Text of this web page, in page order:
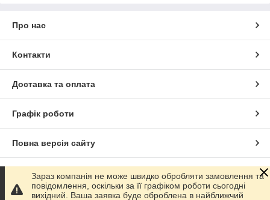
Про нас
Контакти
Доставка та оплата
Графік роботи
Повна версія сайту
Сайт створено на маркетплейсі Prom.ua
Зараз компанія не може швидко обробляти замовлення та
повідомлення, оскільки за її графіком роботи сьогодні
вихідний. Ваша заявка буде оброблена в найближчий